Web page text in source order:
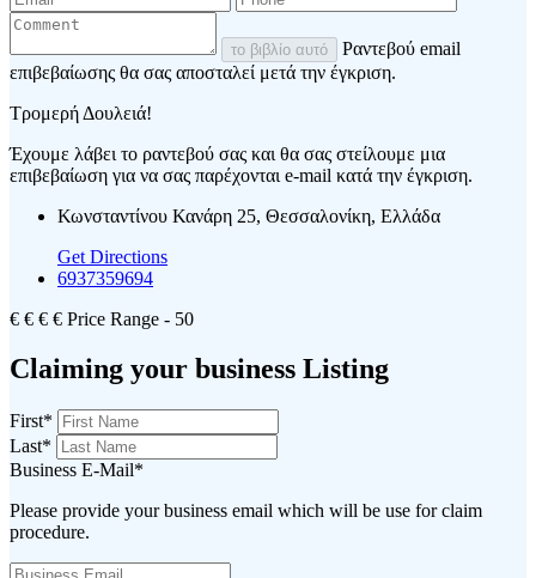
το βιβλίο αυτό
Ραντεβού email
επιβεβαίωσης θα σας αποσταλεί μετά την έγκριση.
Τρομερή Δουλειά!
Έχουμε λάβει το ραντεβού σας και θα σας στείλουμε μια
επιβεβαίωση για να σας παρέχονται e-mail κατά την έγκριση.
Κωνσταντίνου Κανάρη 25, Θεσσαλονίκη, Ελλάδα
Get Directions
6937359694
€ € € € Price Range - 50
Claiming your business Listing
First*
Last*
Business E-Mail*
Please provide your business email which will be use for claim
procedure.